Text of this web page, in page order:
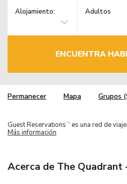
Alojamiento: Adultos
ENCUENTRA
Permanecer Mapa Grupos
Guest Reservations TM
es una red de
Más información
Acerca de The Quadrant